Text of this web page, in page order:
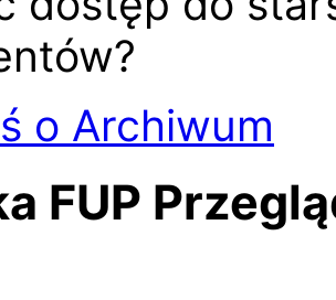
o Archiwum
FUP